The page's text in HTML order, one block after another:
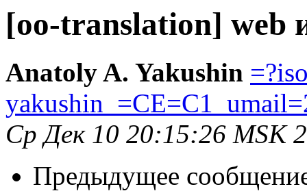
[oo-translation] web
Anatoly A. Yakushin
Ср Дек 10 20:15:26 MSK
Предыдущее